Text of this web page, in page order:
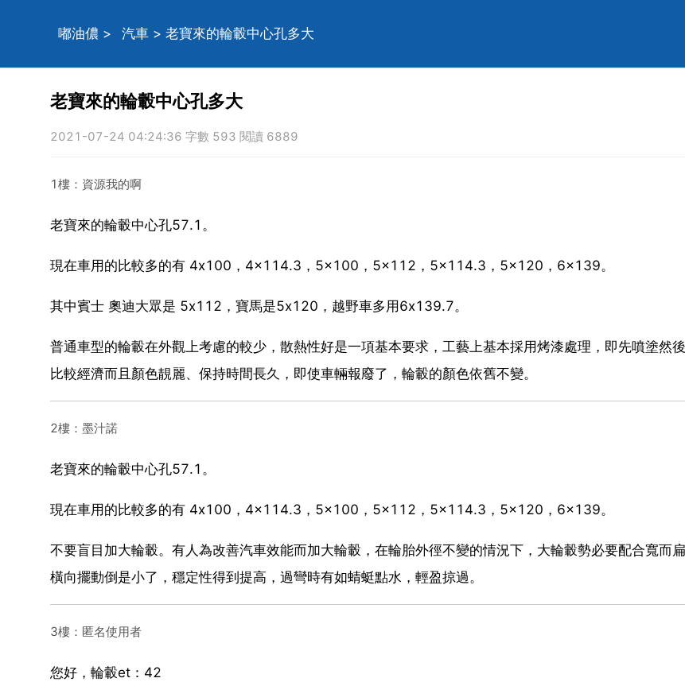
嘟油儂 > 汽車 > 老寶來的輪轂中心孔多大
老寶來的輪轂中心孔多大
2021-07-24 04:24:36 字數 593 閱讀 6889
1樓：資源我的啊
老寶來的輪轂中心孔57.1。
現在車用的比較多的有 4x100，4x114.3，5x100，5x112，5x114.3，5x120，6x139。
其中賓士 奧迪大眾是 5x112，寶馬是5x120，越野車多用6x139.7。
普通車型的輪轂在外觀上考慮的較少，散熱性好是一項基本要求，工藝上基本採用烤漆處理，即先噴塗然
比較經濟而且顏色靚麗、保持時間長久，即使車輛報廢了，輪轂的顏色依舊不變。
2樓：墨汁諾
老寶來的輪轂中心孔57.1。
現在車用的比較多的有 4x100，4x114.3，5x100，5x112，5x114.3，5x120，6x139。
不要盲目加大輪轂。有人為改善汽車效能而加大輪轂，在輪胎外徑不變的情況下，大輪轂勢必要配合寬而
橫向擺動倒是小了，穩定性得到提高，過彎時有如蜻蜓點水，輕盈掠過。
3樓：匿名使用者
您好，輪轂et：42